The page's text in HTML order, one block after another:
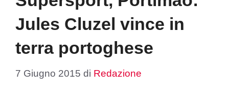
Jules Cluzel vince in
terra portoghese
7 Giugno 2015 di Redazione